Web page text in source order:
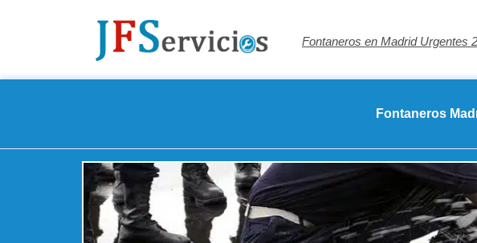
Fontaneros en Madrid Urgentes
Fontaneros